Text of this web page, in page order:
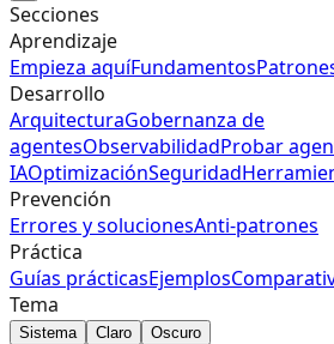
Secciones
Aprendizaje
Empieza aquíFundamentos
Desarrollo
ArquitecturaGobernanza de
agentesObservabilidadProbar
IAOptimizaciónSeguridad
Prevención
Errores y solucionesAnti‑patrones
Práctica
Guías prácticasEjemplos
Tema
Sistema Claro Oscuro